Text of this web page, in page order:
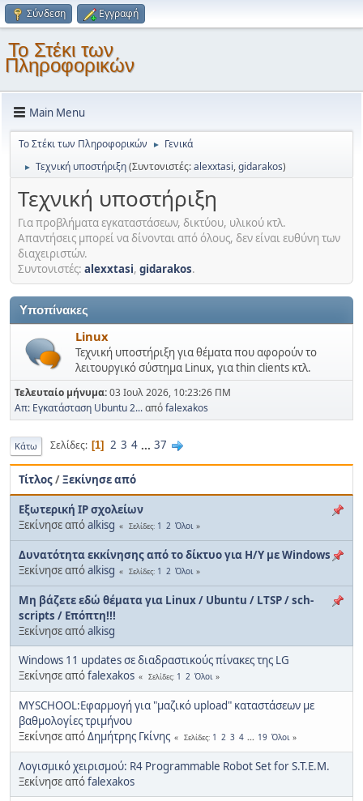
Σύνδεση Εγγραφή
Το Στέκι των
Πληροφορικών
Main Menu
Το Στέκι των Πληροφορικών ► Γενικά
► Τεχνική υποστήριξη(Συντονιστές:alexxtasi,gidarakos)
Τεχνική υποστήριξη
Για προβλήματα εγκαταστάσεων, δικτύου, υλικού κτλ.
Απαντήσεις μπορεί να δίνονται από όλους, δεν είναι ευθύνη των
διαχειριστών.
Συντονιστές: alexxtasi, gidarakos.
Υποπίνακες
Linux
Τεχνική υποστήριξη για θέματα που αφορούν το
λειτουργικό σύστημα Linux, για thin clients κτλ.
Τελευταίο μήνυμα:03 Ιουλ 2026, 10:23:26 ΠΜ
Απ: Εγκατάσταση Ubuntu 2...απόfalexakos
Κάτω Σελίδες 1 2 3 4 ... 37
Τίτλος/Ξεκίνησε από
Εξωτερική IP σχολείων
Ξεκίνησε απόalkisg Σελίδες 1 2 Όλοι
Δυνατότητα εκκίνησης από το δίκτυο για Η/Υ με Windows
Ξεκίνησε απόalkisg Σελίδες 1 2 Όλοι
Μη βάζετε εδώ θέματα για Linux / Ubuntu / LTSP / sch-
scripts / Επόπτη!!!
Ξεκίνησε απόalkisg
Windows 11 updates σε διαδραστικούς πίνακες της LG
Ξεκίνησε απόfalexakos Σελίδες 1 2 Όλοι
MYSCHOOL:Εφαρμογή για "μαζικό upload" καταστάσεων με
βαθμολογίες τριμήνου
Ξεκίνησε απόΔημήτρης Γκίνης Σελίδες 1 2 3 4 ... 19 Όλοι
Λογισμικό χειρισμού: R4 Programmable Robot Set for S.T.E.M.
Ξεκίνησε απόfalexakos